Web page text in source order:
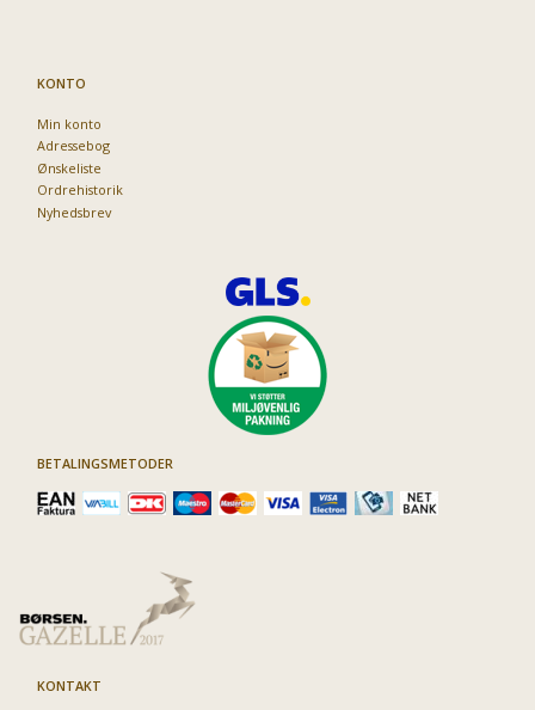
KONTO
Min konto
Adressebog
Ønskeliste
Ordrehistorik
Nyhedsbrev
BETALINGSMETODER
KONTAKT